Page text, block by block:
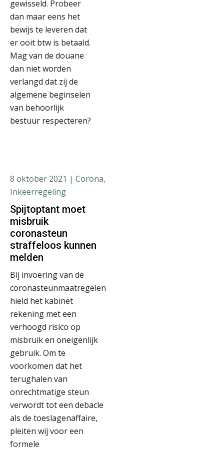
gewisseld. Probeer
dan maar eens het
bewijs te leveren dat
er ooit btw is betaald.
Mag van de douane
dan niet worden
verlangd dat zij de
algemene beginselen
van behoorlijk
bestuur respecteren?
8 oktober 2021 | Corona,
Inkeerregeling
Spijtoptant moet
misbruik
coronasteun
straffeloos kunnen
melden
Bij invoering van de
coronasteunmaatregelen
hield het kabinet
rekening met een
verhoogd risico op
misbruik en oneigenlijk
gebruik. Om te
voorkomen dat het
terughalen van
onrechtmatige steun
verwordt tot een debacle
als de toeslagenaffaire,
pleiten wij voor een
formele